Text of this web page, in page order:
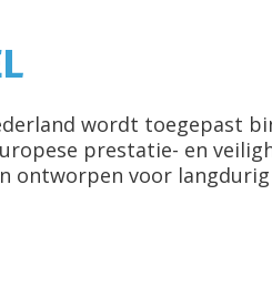
wordt toegepast
prestatie- en
ontworpen voor